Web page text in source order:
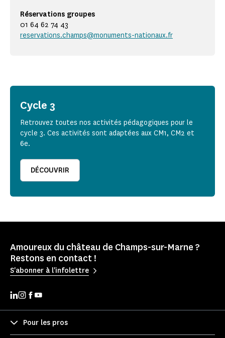
Réservations groupes
01 64 62 74 43
reservations.champs@monuments-nationaux.fr
Cycle 3
Retrouvez toutes nos activités pédagogiques pour le
cycle 3. Ces activités sont adaptées aux CM1, CM2 et
6e.
DÉCOUVRIR
Amoureux du château de Champs-sur-Marne ?
Restons en contact !
S'abonner à l'infolettre
Pour les pros